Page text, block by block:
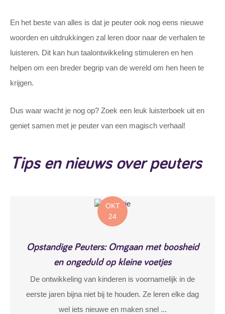
En het beste van alles is dat je peuter ook nog eens nieuwe
woorden en uitdrukkingen zal leren door naar de verhalen te
luisteren. Dit kan hun taalontwikkeling stimuleren en hen
helpen om een breder begrip van de wereld om hen heen te
krijgen.
Dus waar wacht je nog op? Zoek een leuk luisterboek uit en
geniet samen met je peuter van een magisch verhaal!
Tips en nieuws over peuters
OKT
24
Opstandige Peuters: Omgaan met boosheid
en ongeduld op kleine voetjes
De ontwikkeling van kinderen is voornamelijk in de
eerste jaren bijna niet bij te houden. Ze leren elke dag
wel iets nieuwe en maken snel ...